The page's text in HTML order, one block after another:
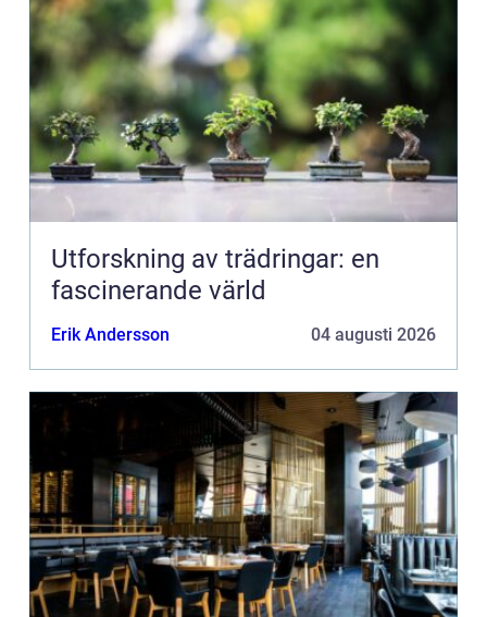
Utforskning av trädringar: en
fascinerande värld
Erik Andersson 04 augusti 2026